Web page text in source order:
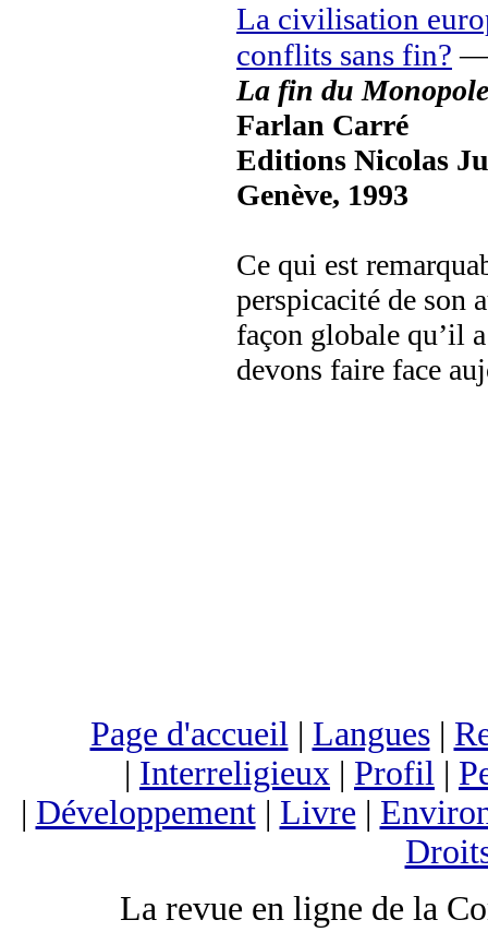
La civilisation
conflits sans fin?
La fin du
Farlan Carré
Editions Nicolas
Genève, 1993
Ce qui est
perspicacité de son
façon globale qu’il
devons faire face
Page d'accueil| Langues|
| Interreligieux | Profil |
| Développement| Livre |
La revue en ligne de la